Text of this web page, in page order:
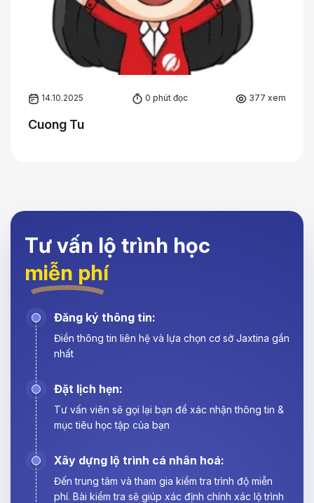
14.10.2025 0 phút đọc 377 xem
Cuong Tu
Tư vấn lộ trình học
miễn phí
Đăng ký thông tin:
Điền thông tin liên hệ và lựa chọn cơ sở Jaxtina gần
nhất
Đặt lịch hẹn:
Tư vấn viên sẽ gọi lại bạn để xác nhận thông tin &
mục tiêu học tập của bạn
Xây dựng lộ trình cá nhân hoá:
Đến trung tâm và tham gia kiểm tra trình độ miễn
phí. Bài kiểm tra sẽ giúp xác định chính xác lộ trình